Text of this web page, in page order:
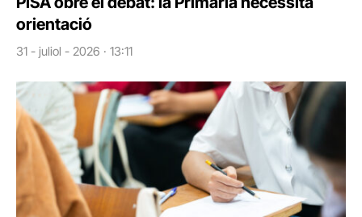
orientació
31 - juliol - 2026 · 13:11